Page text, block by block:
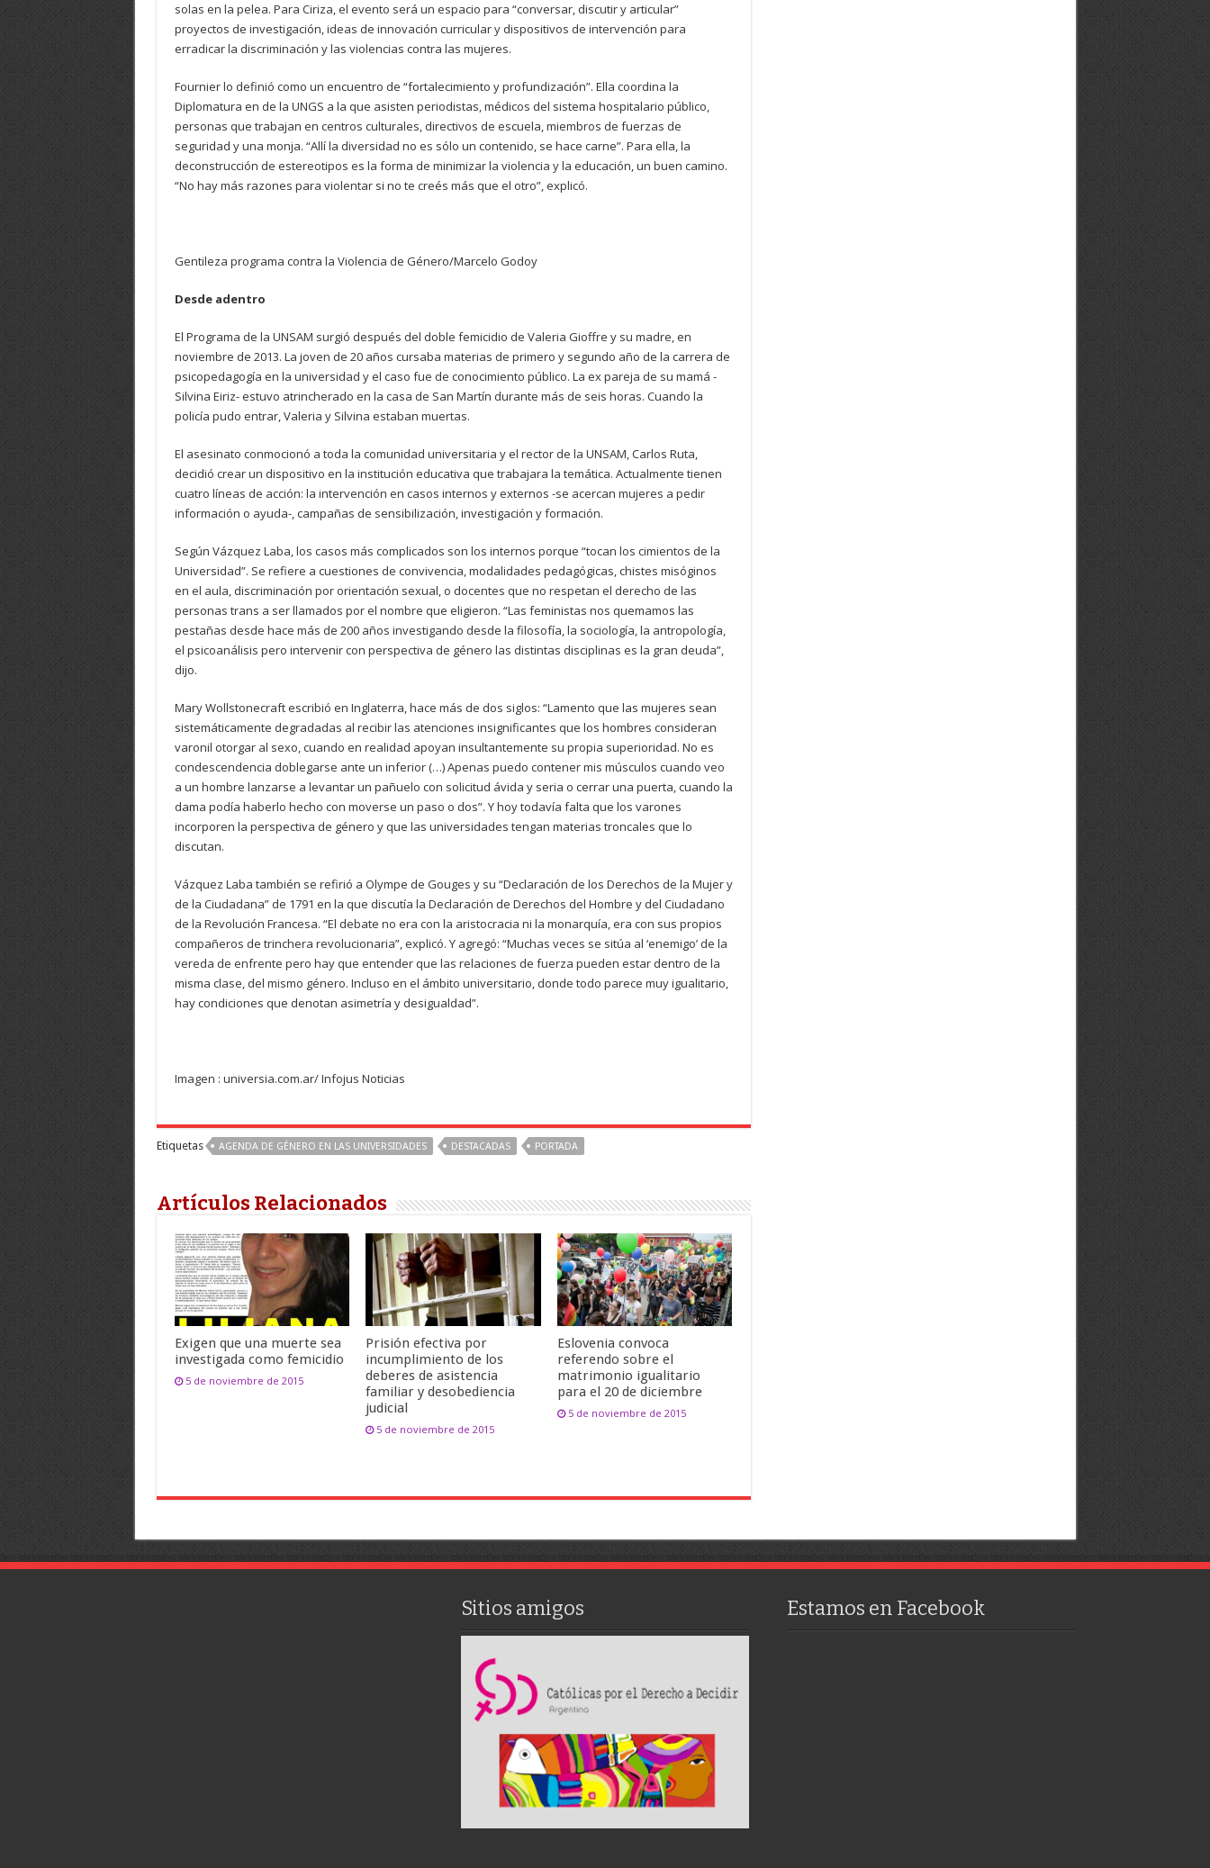
solas en la pelea. Para Ciriza, el evento será un espacio para “conversar, discutir y articular”
proyectos de investigación, ideas de innovación curricular y dispositivos de intervención para
erradicar la discriminación y las violencias contra las mujeres.
Fournier lo definió como un encuentro de “fortalecimiento y profundización”. Ella coordina la
Diplomatura en de la UNGS a la que asisten periodistas, médicos del sistema hospitalario público,
personas que trabajan en centros culturales, directivos de escuela, miembros de fuerzas de
seguridad y una monja. “Allí la diversidad no es sólo un contenido, se hace carne”. Para ella, la
deconstrucción de estereotipos es la forma de minimizar la violencia y la educación, un buen camino.
“No hay más razones para violentar si no te creés más que el otro”, explicó.
Gentileza programa contra la Violencia de Género/Marcelo Godoy
Desde adentro
El Programa de la UNSAM surgió después del doble femicidio de Valeria Gioffre y su madre, en
noviembre de 2013. La joven de 20 años cursaba materias de primero y segundo año de la carrera de
psicopedagogía en la universidad y el caso fue de conocimiento público. La ex pareja de su mamá -
Silvina Eiriz- estuvo atrincherado en la casa de San Martín durante más de seis horas. Cuando la
policía pudo entrar, Valeria y Silvina estaban muertas.
El asesinato conmocionó a toda la comunidad universitaria y el rector de la UNSAM, Carlos Ruta,
decidió crear un dispositivo en la institución educativa que trabajara la temática. Actualmente tienen
cuatro líneas de acción: la intervención en casos internos y externos -se acercan mujeres a pedir
información o ayuda-, campañas de sensibilización, investigación y formación.
Según Vázquez Laba, los casos más complicados son los internos porque “tocan los cimientos de la
Universidad”. Se refiere a cuestiones de convivencia, modalidades pedagógicas, chistes misóginos
en el aula, discriminación por orientación sexual, o docentes que no respetan el derecho de las
personas trans a ser llamados por el nombre que eligieron. “Las feministas nos quemamos las
pestañas desde hace más de 200 años investigando desde la filosofía, la sociología, la antropología,
el psicoanálisis pero intervenir con perspectiva de género las distintas disciplinas es la gran deuda”,
dijo.
Mary Wollstonecraft escribió en Inglaterra, hace más de dos siglos: “Lamento que las mujeres sean
sistemáticamente degradadas al recibir las atenciones insignificantes que los hombres consideran
varonil otorgar al sexo, cuando en realidad apoyan insultantemente su propia superioridad. No es
condescendencia doblegarse ante un inferior (…) Apenas puedo contener mis músculos cuando veo
a un hombre lanzarse a levantar un pañuelo con solicitud ávida y seria o cerrar una puerta, cuando la
dama podía haberlo hecho con moverse un paso o dos”. Y hoy todavía falta que los varones
incorporen la perspectiva de género y que las universidades tengan materias troncales que lo
discutan.
Vázquez Laba también se refirió a Olympe de Gouges y su “Declaración de los Derechos de la Mujer y
de la Ciudadana” de 1791 en la que discutía la Declaración de Derechos del Hombre y del Ciudadano
de la Revolución Francesa. “El debate no era con la aristocracia ni la monarquía, era con sus propios
compañeros de trinchera revolucionaria”, explicó. Y agregó: “Muchas veces se sitúa al ‘enemigo’ de la
vereda de enfrente pero hay que entender que las relaciones de fuerza pueden estar dentro de la
misma clase, del mismo género. Incluso en el ámbito universitario, donde todo parece muy igualitario,
hay condiciones que denotan asimetría y desigualdad”.
Imagen : universia.com.ar/ Infojus Noticias
Etiquetas AGENDA DE GÉNERO EN LAS UNIVERSIDADES DESTACADAS PORTADA
Artículos Relacionados
Exigen que una muerte sea
investigada como femicidio
5 de noviembre de 2015
Prisión efectiva por
incumplimiento de los
deberes de asistencia
familiar y desobediencia
judicial
5 de noviembre de 2015
Eslovenia convoca
referendo sobre el
matrimonio igualitario
para el 20 de diciembre
5 de noviembre de 2015
Sitios amigos Estamos en Facebook